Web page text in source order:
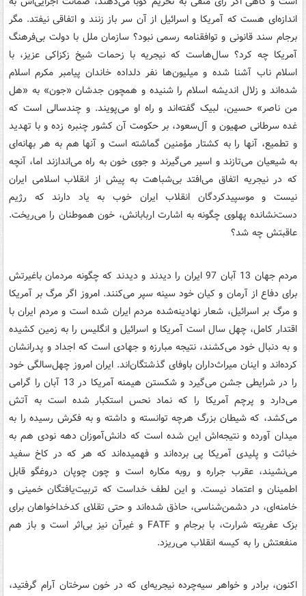
اندازه‌ای هست که آمریکا و اسرائیل از آن سر باز زنند و اتفاقی نیفتد. مگر
برجام سند قانونی و توافقنامه رسمی نبود؟ سازمان ملل با دولت بی‌فرهنگ
آمریکا چه کرد؟ سال‌هاست که نیجریه با زحمات شیخ زکزاکی عزیز، با
اسلام ناب آشنا شده و میلیون‌ها نفر دلداده خاندان پیامبر مکرم اسلام
شده‌اند و زلال اندیشه اسلام را شنیده و همچون جدشان «جون» به «هل
من ناصر» حسین، لبیک گفته‌اند و راه او می‌پویند. و چندسالی است که
غده سرطانی صهیون و آل‌سعود، بر حکومت آن کشور چنبره زده و با تهدید
و تطمیع، آنها را به کشتار مؤمنین گماشته است و آنها هم به هر بهانه‌ای
به شیعیان می‌تازند و اسیر می‌گیرند و جوی خون به راه می‌اندازند اما، آنچه
که در نیجریه اتفاق می‌افتد بی‌شباهت به پیش از انقلاب اسلامی ایران
نیست و موسپیدکردگان انقلاب ایران خوب به یاد دارند که رژیم
دست‌نشانده پهلوی چگونه به‌ اشارت اربابانش، خون هموطنان را می‌ریخت.
عاقبتش چه شد؟
مردم جهان 13 آبان 97 ایران را دیدند و دیدند که چگونه مردمان باغیرتش
برای دفاع از آرمان و کیان خود سینه سپر می‌کنند. امروز اگر مرگ بر آمریکا
و مرگ بر اسرائیل، شعار نهادینه‌شده مردم ایران شده است و مردم ایران با
اقتدار کامل، چهل سال است آمریکا و اسرائیل و انگلیس را به زمین کشیده
و به دنبال خود می‌کشند، نتیجه مبارزه و جهادی است که اجداد و پدرانشان
کرده‌اند و اینان میراث‌داران باوفای گذشتگان‌اند. ایران امروز چهل‌سالگی خود
را در شرایطی جشن می‌گیرد و شکستن هیمنه آمریکا در 13 آبان را گرامی
می‌دارد و پرچم آمریکا را که نماد نحس استکبار شده است به آتش
می‌کشد، که شیطان بزرگ هرچه توانسته و داشته و به فکرش رسیده را به
میدان آورده و نتیجه‌اش این شده است که دانش‌آموزان دهه نودی هم به
خباثت و پلیدی آمریکا پی برده‌اند و فهمیده‌اند که هر که در کاخ سفید
می‌نشیند، عقرب جراره و روبه مکاره است و چون چوپان دروغگو قابل
اطمینان و اعتماد نیست. و این لطف خداست که تربیت‌یافتگان خمینی و
خامنه‌ای، در دشمن‌شناسی، حاذق شده‌اند و حتی تقلای کدخداخواهان برای
بزک عفریته شرارت، با برجام و FATF و غیرآن نیز بی‌اثر است و باز هم
منفعتش را به کیسه انقلاب می‌ریزد.
اکنون، برادر و خواهر سیه‌چرده نیجریه‌ای که در خون سرختان آرام گرفتید،